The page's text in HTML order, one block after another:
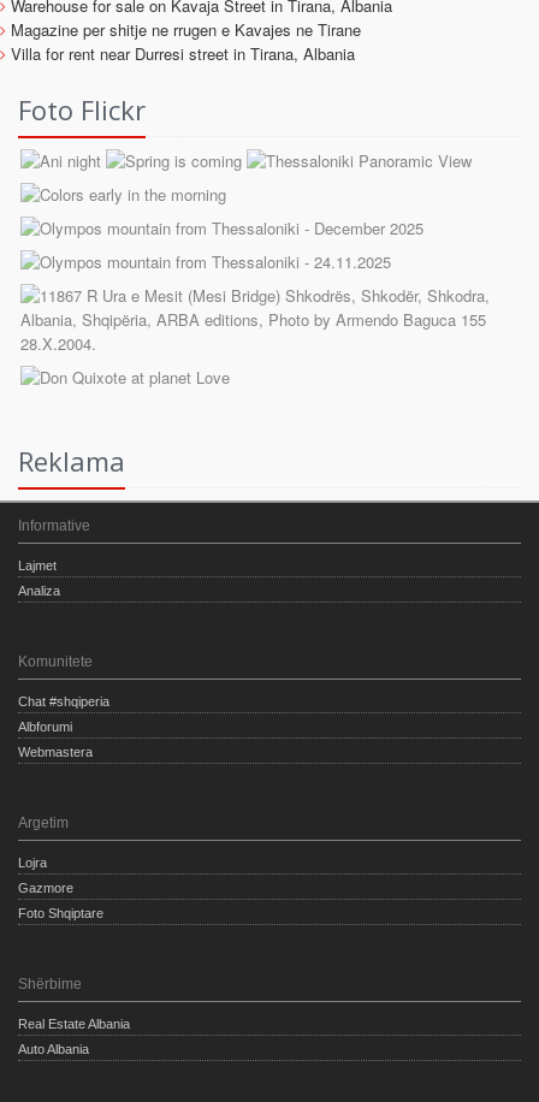
Warehouse for sale on Kavaja Street in Tirana, Albania
Magazine per shitje ne rrugen e Kavajes ne Tirane
Villa for rent near Durresi street in Tirana, Albania
Foto Flickr
Reklama
Informative
Lajmet
Analiza
Komunitete
Chat #shqiperia
Albforumi
Webmastera
Argetim
Lojra
Gazmore
Foto Shqiptare
Shërbime
Real Estate Albania
Auto Albania